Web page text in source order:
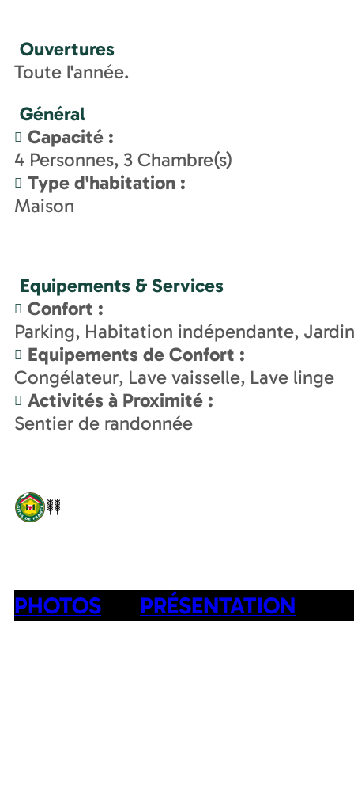
Ouvertures
Toute l'année.
Général
Capacité :
4 Personnes 3 Chambre(s)
Type d'habitation :
Maison
Equipements & Services
Confort :
Parking Habitation indépendante Jardin
Equipements de Confort :
Congélateur Lave vaisselle Lave linge
Activités à Proximité :
Sentier de randonnée
PHOTOS PRÉSENTATION